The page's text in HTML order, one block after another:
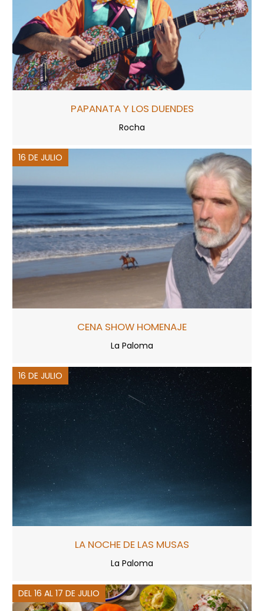
PAPANATA Y LOS DUENDES
Rocha
16 DE JULIO
CENA SHOW HOMENAJE
La Paloma
16 DE JULIO
LA NOCHE DE LAS MUSAS
La Paloma
DEL 16 AL 17 DE JULIO